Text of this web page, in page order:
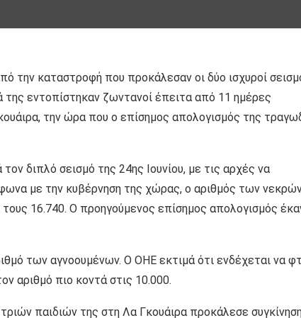
την καταστροφή που προκάλεσαν οι δύο ισχυροί
της εντοπίστηκαν ζωντανοί έπειτα από 11 ημέρες
την ώρα που ο επίσημος απολογισμός της
διπλό σεισμό της 24ης Ιουνίου, με τις αρχές να
με την κυβέρνηση της χώρας, ο αριθμός των
16.740. Ο προηγούμενος επίσημος απολογισμός
των αγνοουμένων. Ο ΟΗΕ εκτιμά ότι ενδέχεται να
αριθμό πιο κοντά στις 10.000.
παιδιών της στη Λα Γκουάιρα προκάλεσε